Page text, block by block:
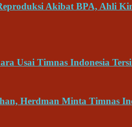
Akibat BPA, Ahli
Usai Timnas Indonesia
Herdman Minta Timnas